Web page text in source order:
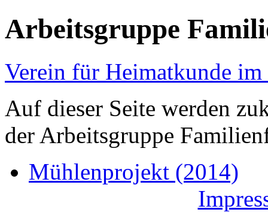
Arbeitsgruppe
Verein für Heimatkunde
Auf dieser Seite werden
der Arbeitsgruppe
Mühlenprojekt (2014)